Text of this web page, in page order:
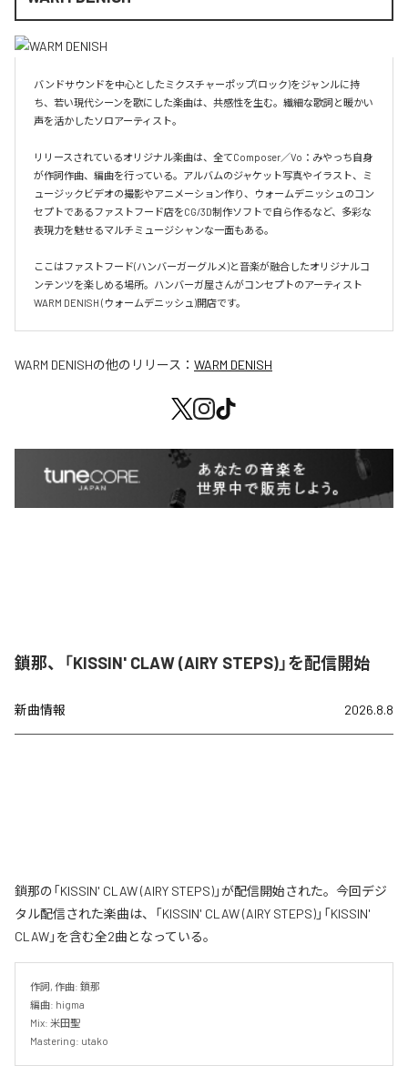
バンドサウンドを中心としたミクスチャーポップ(ロック)をジャンルに持
ち、若い現代シーンを歌にした楽曲は、共感性を生む。繊細な歌詞と暖かい
声を活かしたソロアーティスト。
リリースされているオリジナル楽曲は、全てComposer／Vo：みやっち自身
が作詞作曲、編曲を行っている。アルバムのジャケット写真やイラスト、ミ
ュージックビデオの撮影やアニメーション作り、ウォームデニッシュのコン
セプトであるファストフード店をCG/3D制作ソフトで自ら作るなど、多彩な
表現力を魅せるマルチミュージシャンな一面もある。
ここはファストフード(ハンバーガーグルメ)と音楽が融合したオリジナルコ
ンテンツを楽しめる場所。ハンバーガ屋さんがコンセプトのアーティスト
WARM DENISH (ウォームデニッシュ)開店です。
WARM DENISHの他のリリース： WARM DENISH
鎖那、「KISSIN' CLAW (AIRY STEPS)」を配信開始
新曲情報 2026.8.8
鎖那の「KISSIN' CLAW (AIRY STEPS)」が配信開始された。今回デジ
タル配信された楽曲は、「KISSIN' CLAW (AIRY STEPS)」「KISSIN'
CLAW」を含む全2曲となっている。
作詞, 作曲: 鎖那
編曲: higma
Mix: 米田聖
Mastering: utako